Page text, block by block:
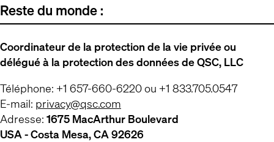
Reste du monde :
Coordinateur de la protection de la vie privée ou
délégué à la protection des données de QSC, LLC
Téléphone: +1 657-660-6220 ou +1 833.705.0547
E-mail: privacy@qsc.com
Adresse: 1675 MacArthur Boulevard
USA - Costa Mesa, CA 92626